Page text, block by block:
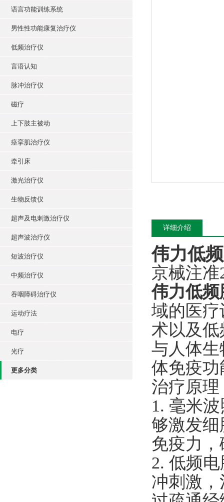
语言功能训练系统
男性性功能康复治疗仪
低频治疗仪
言语认知
脉冲治疗仪
磁疗
上下肢主被动
痉挛肌治疗仪
牵引床
激光治疗仪
生物反馈仪
超声及电刺激治疗仪
超声波治疗仪
短波治疗仪
中频治疗仪
吞咽障碍治疗仪
运动疗法
电疗
光疗
更多分类
详细介绍
伟力低
京械注准
伟力低
域的医
术以及
与人体
体免疫
治疗原理
1. 毫米
够激发
免疫力
2. 低频
冲刺激